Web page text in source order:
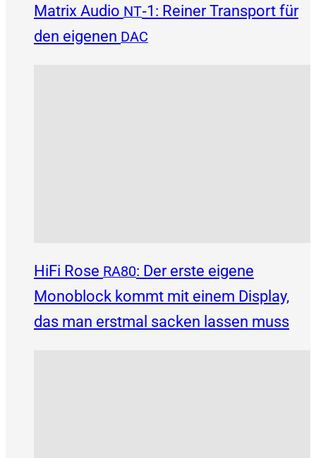
Matrix Audio NT‑1: Reiner Transport für
den eigenen DAC
HiFi Rose RA80: Der erste eigene
Monoblock kommt mit einem Display,
das man erstmal sacken lassen muss